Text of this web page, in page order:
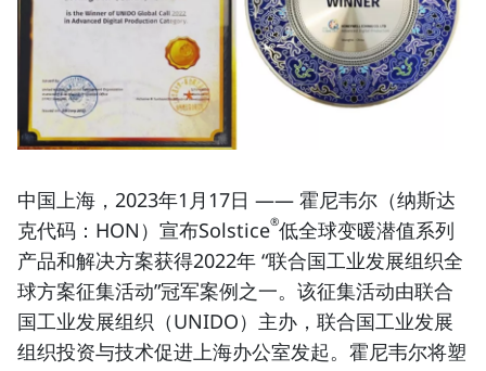
中国上海，2023年1月17日 —— 霍尼韦尔（纳斯达
克代码：HON）宣布Solstice®低全球变暖潜值系列
产品和解决方案获得2022年 “联合国工业发展组织全
球方案征集活动”冠军案例之一。该征集活动由联合
国工业发展组织（UNIDO）主办，联合国工业发展
组织投资与技术促进上海办公室发起。霍尼韦尔将塑